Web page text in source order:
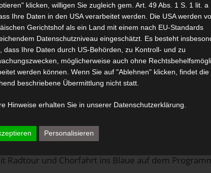
Um 20.15 Uhr begrüßte unser 1.
anwesenden Chormitglieder zur
Saal des Restaurantes Maifeld und eröffnete
Mit dem Jahresrückblick und herzlichen
Vorstandsteam ließ er die zurückliegenden
Unternehmungen des Chores Revue
GALERIE).Ebenso wurde auch der Blick auf
aktuellen Chorjahres 2019 gerichtet. Wir
musikalischen Highlights in diesem Jahr
ereignisreiches und aktives Jahr freuen,
Radtour und Chorfahrt ins Blaue auf dem
klicken, willigen Sie zugleich gem. Art. 49 Abs. 1 S. 1 lit. a
Ihre Daten in den USA verarbeitet werden. Die USA werden
Gerichtshof als ein Land mit einem nach EU-Standards
Datenschutzniveau eingeschätzt. Es besteht
dass Ihre Daten durch US-Behörden, zu Kontroll- und zu
möglicherweise auch ohne
werden können. Wenn Sie auf "Ablehnen" klicken, findet die
beschriebene Übermittlung nicht statt.
Hinweise erhalten Sie in unserer Datenschutzerklärung
Personalisieren